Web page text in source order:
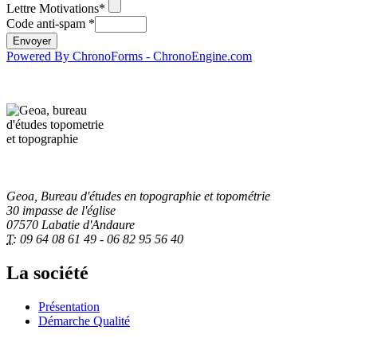
Lettre Motivations*
Code anti-spam *
Powered By ChronoForms - ChronoEngine.com
Geoa, Bureau d'études en topographie et topométrie
30 impasse de l'église
07570 Labatie d'Andaure
T: 09 64 08 61 49 - 06 82 95 56 40
La société
Présentation
Démarche Qualité